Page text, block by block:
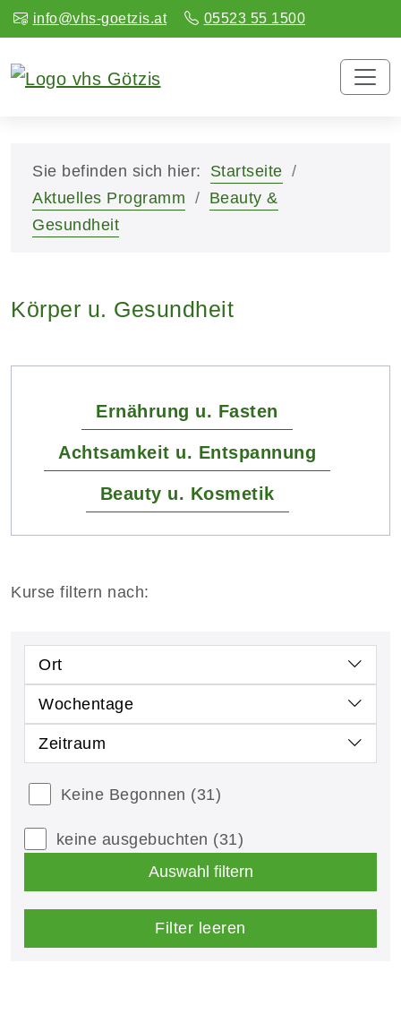
info@vhs-goetzis.at 05523 55 1500
Sie befinden sich hier:
Startseite
Aktuelles Programm
Beauty &
Gesundheit
Körper u. Gesundheit
Ernährung u. Fasten
Achtsamkeit u. Entspannung
Beauty u. Kosmetik
Kurse filtern nach:
Ort
Wochentage
Zeitraum
Keine Begonnen (31)
keine ausgebuchten (31)
Auswahl filtern
Filter leeren